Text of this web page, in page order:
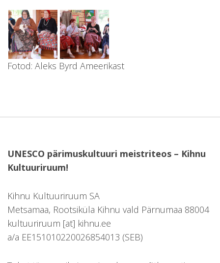
Fotod: Aleks Byrd Ameerikast
UNESCO pärimuskultuuri meistriteos – Kihnu
Kultuuriruum!
Kihnu Kultuuriruum SA
Metsamaa, Rootsiküla Kihnu vald Pärnumaa 88004
kultuuriruum [at] kihnu.ee
a/a EE151010220026854013 (SEB)